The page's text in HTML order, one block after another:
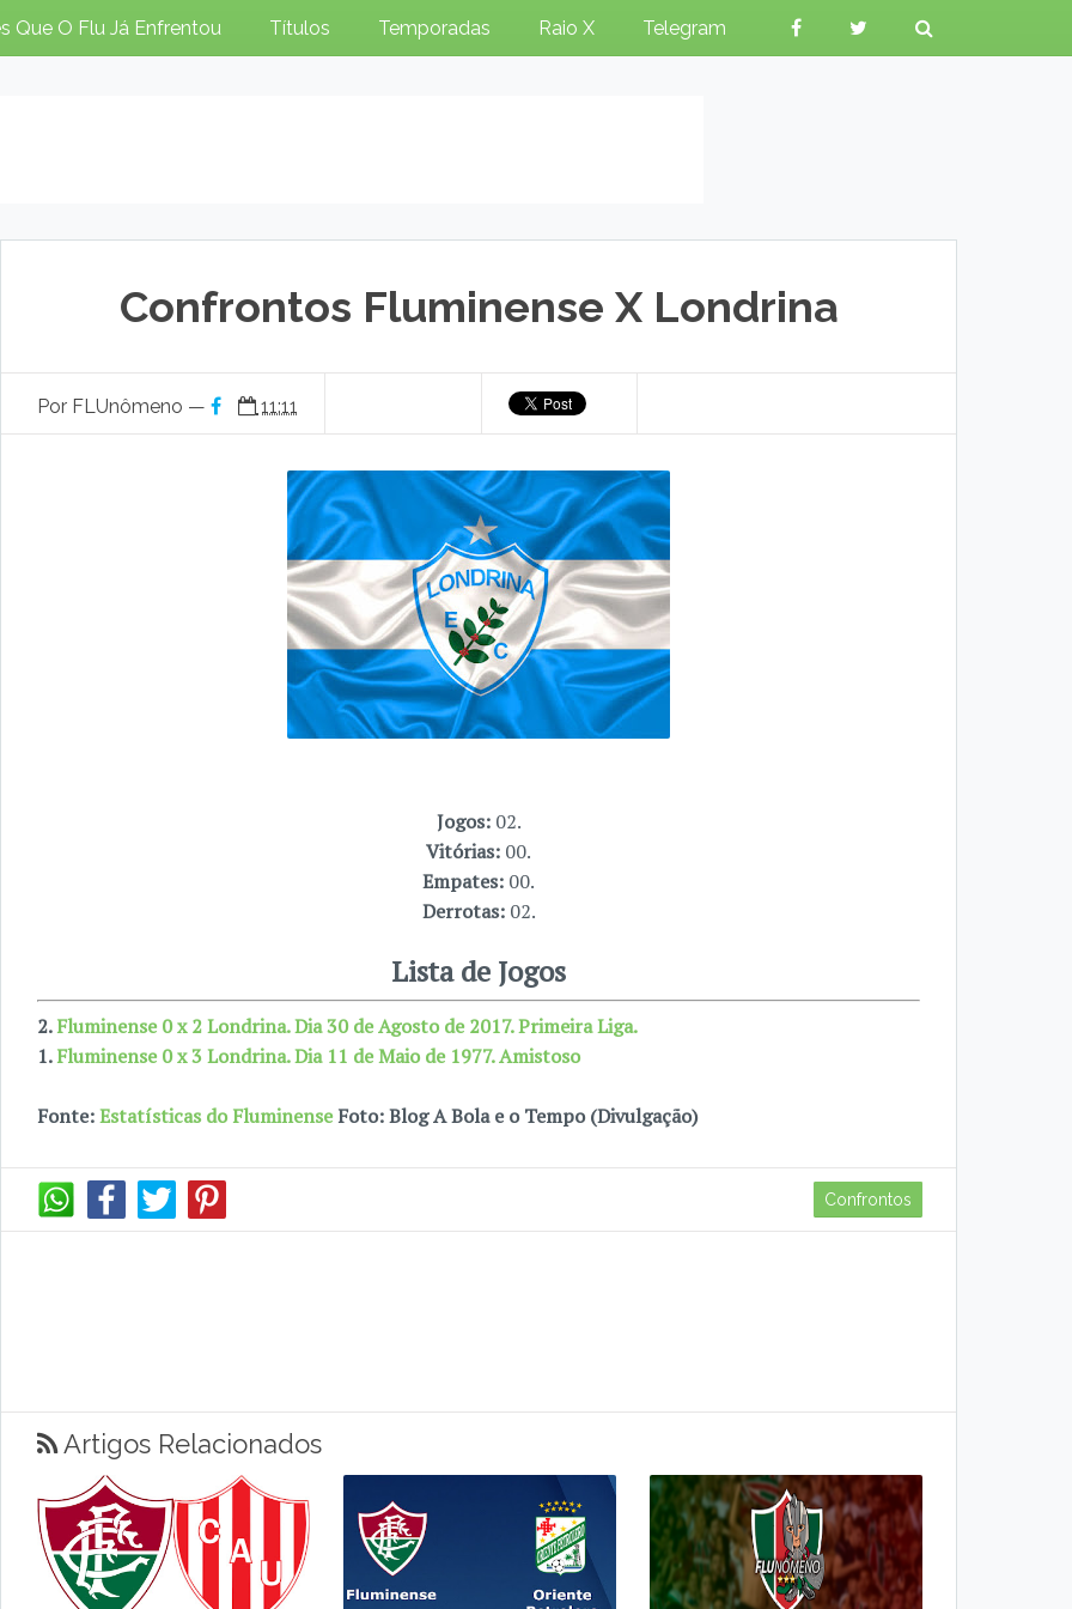
Que O Flu Já Enfrentou Títulos Temporadas Raio X Telegram
Confrontos Fluminense X Londrina
Por FLUnômeno — 11:11
Jogos: 02.
Vitórias: 00.
Empates: 00.
Derrotas: 02.
Lista de Jogos
2.Fluminense 0 x 2 Londrina. Dia 30 de Agosto de 2017. Primeira Liga.
1.Fluminense 0 x 3 Londrina. Dia 11 de Maio de 1977. Amistoso
Fonte:Estatísticas do FluminenseFoto: Blog A Bola e o Tempo (Divulgação)
Confrontos
Artigos Relacionados